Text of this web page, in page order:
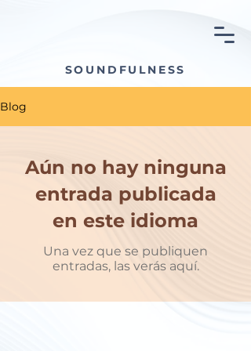
SOUNDFULNESS
Blog
Aún no hay ninguna
entrada publicada
en este idioma
Una vez que se publiquen
entradas, las verás aquí.